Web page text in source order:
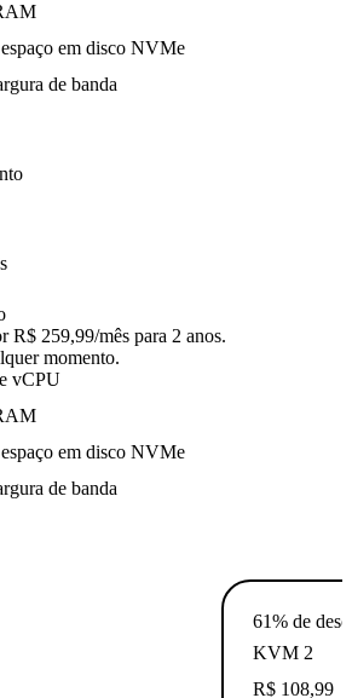
em disco NVMe
de banda
R$ 259,99/mês para 2 anos.
momento.
vCPU
em disco NVMe
de banda
61% de
KVM 2
R$ 108,99